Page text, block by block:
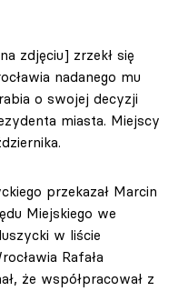
zdjęciu] zrzekł się
nadanego mu
o swojej decyzji
miasta. Miejscy
przekazał Marcin
Miejskiego we
w liście
Rafała
że współpracował z